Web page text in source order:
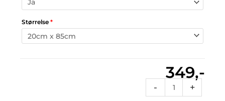
Størrelse *
349,-
-
044
+